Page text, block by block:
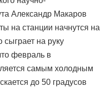
Александр Макаров
на станции начнутся на
на руку
февраль в
самым холодным
до 50 градусов